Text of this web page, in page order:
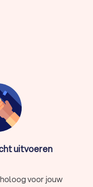
bieden
uitvoeren
voor jouw